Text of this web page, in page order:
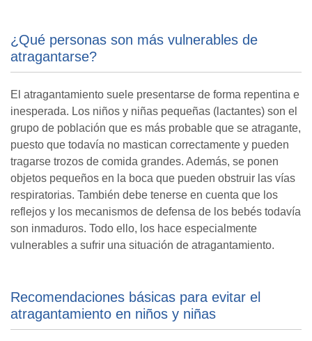
¿Qué personas son más vulnerables de
atragantarse?
El atragantamiento suele presentarse de forma repentina e
inesperada. Los niños y niñas pequeñas (lactantes) son el
grupo de población que es más probable que se atragante,
puesto que todavía no mastican correctamente y pueden
tragarse trozos de comida grandes. Además, se ponen
objetos pequeños en la boca que pueden obstruir las vías
respiratorias. También debe tenerse en cuenta que los
reflejos y los mecanismos de defensa de los bebés todavía
son inmaduros. Todo ello, los hace especialmente
vulnerables a sufrir una situación de atragantamiento.
Recomendaciones básicas para evitar el
atragantamiento en niños y niñas